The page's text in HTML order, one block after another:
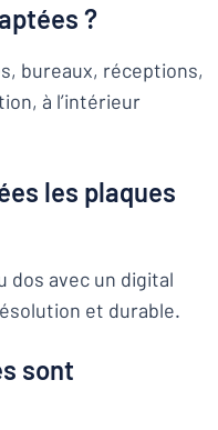
?
bureaux, réceptions,
à l’intérieur
les plaques
dos avec un digital
et durable.
sont